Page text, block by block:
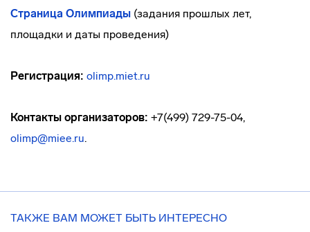
Страница Олимпиады (задания прошлых лет,
площадки и даты проведения)
Регистрация: olimp.miet.ru
Контакты организаторов: +7(499) 729-75-04,
olimp@miee.ru.
ТАКЖЕ ВАМ МОЖЕТ БЫТЬ ИНТЕРЕСНО